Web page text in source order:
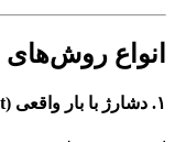
انواع
۱. دشارژ با بار واقعی (Real Load Test)